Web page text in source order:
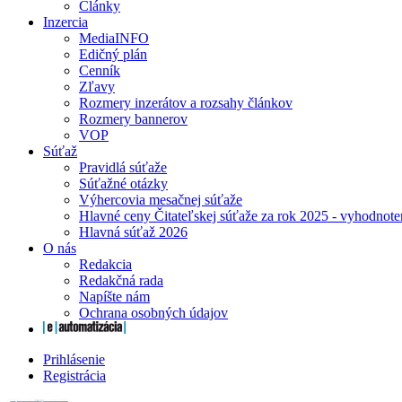
Články
Inzercia
MediaINFO
Edičný plán
Cenník
Zľavy
Rozmery inzerátov a rozsahy článkov
Rozmery bannerov
VOP
Súťaž
Pravidlá súťaže
Súťažné otázky
Výhercovia mesačnej súťaže
Hlavné ceny Čitateľskej súťaže za rok 2025 -
Hlavná súťaž 2026
O nás
Redakcia
Redakčná rada
Napíšte nám
Ochrana osobných údajov
Prihlásenie
Registrácia